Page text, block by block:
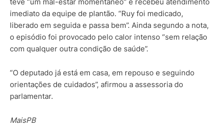
imediato da equipe de plantão. “Ruy foi medicado,
liberado em seguida e passa bem”. Ainda segundo a nota,
o episódio foi provocado pelo calor intenso “sem relação
com qualquer outra condição de saúde”.
“O deputado já está em casa, em repouso e seguindo
orientações de cuidados”, afirmou a assessoria do
parlamentar.
MaisPB